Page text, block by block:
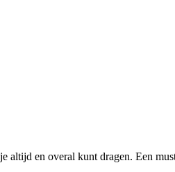
altijd en overal kunt dragen. Een